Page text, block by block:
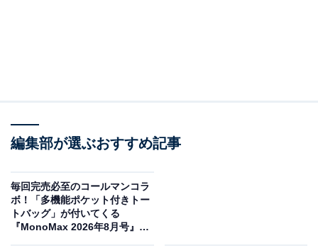
宝島社から7月10日に発売される『sweet 2026年8月号』
（税込1790円）。付録として、「日焼け サンリオキャラ
編集部が選ぶおすすめ記事
毎回完売必至のコールマンコラ
ボ！「多機能ポケット付きトー
トバッグ」が付いてくる
『MonoMax 2026年8月号』は